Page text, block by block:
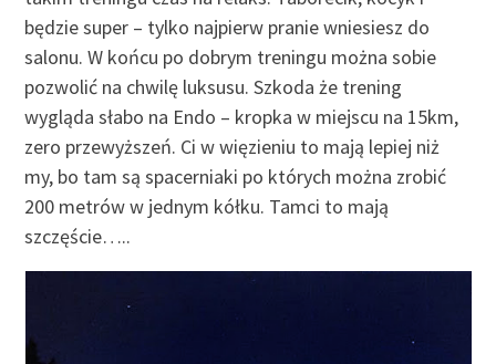
będzie super – tylko najpierw pranie wniesiesz do
salonu. W końcu po dobrym treningu można sobie
pozwolić na chwilę luksusu. Szkoda że trening
wygląda słabo na Endo – kropka w miejscu na 15km,
zero przewyższeń. Ci w więzieniu to mają lepiej niż
my, bo tam są spacerniaki po których można zrobić
200 metrów w jednym kółku. Tamci to mają
szczęście…..